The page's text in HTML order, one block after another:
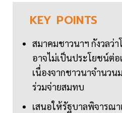
KEY POINTS
สมาคมชาวนาฯ กังวลว่า
อาจไม่เป็นประโยชน์ต่อ
เนื่องจากชาวนาจำนว
ร่วมจ่ายสมทบ
เสนอให้รัฐบาลพิจารณ